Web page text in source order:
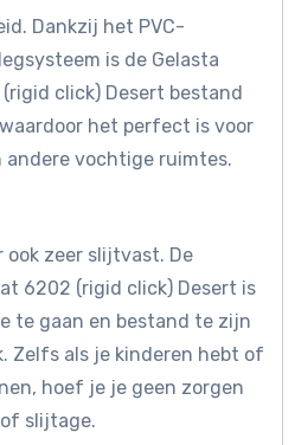
Dankzij het PVC-
is de Gelasta
click) Desert bestand
het perfect is voor
andere vochtige ruimtes.
ook zeer slijtvast. De
6202 (rigid click) Desert is
te gaan en bestand te zijn
Zelfs als je kinderen hebt of
hoef je je geen zorgen
slijtage.